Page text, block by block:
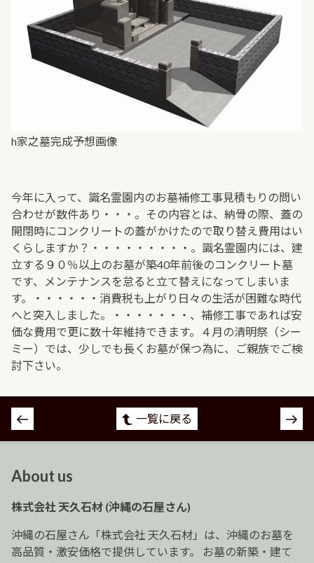
h家之墓完成予想画像
今年に入って、識名霊園内のお墓補修工事見積もりの問い
合わせが数件あり・・・。その内容とは、納骨の際、蓋の
開閉時にコンクリートの蓋がかけたので取り替え費用はい
くらしますか？・・・・・・・・・。識名霊園内には、建
立する９０％以上のお墓が築40年前後のコンクリート墓
です、メンテナンスを怠ると立て替えになってしまいま
す。・・・・・・消費税も上がり日々の生活が困難な時代
へと突入しました。・・・・・・・、補修工事であれば安
価な費用で更に数十年維持できます。４月の清明祭（シー
ミー）では、少しでも長くお墓が保つ為に、ご親族でご検
討下さい。
投
稿
ゲ
ー
ョ
ン
一覧に戻る
About us
株式会社 天久石材 (沖縄の石屋さん)
沖縄の石屋さん「株式会社 天久石材」は、沖縄のお墓を
高品質・激安価格で提供しています。 お墓の新築・建て